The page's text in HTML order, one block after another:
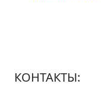
КОНТАКТЫ: